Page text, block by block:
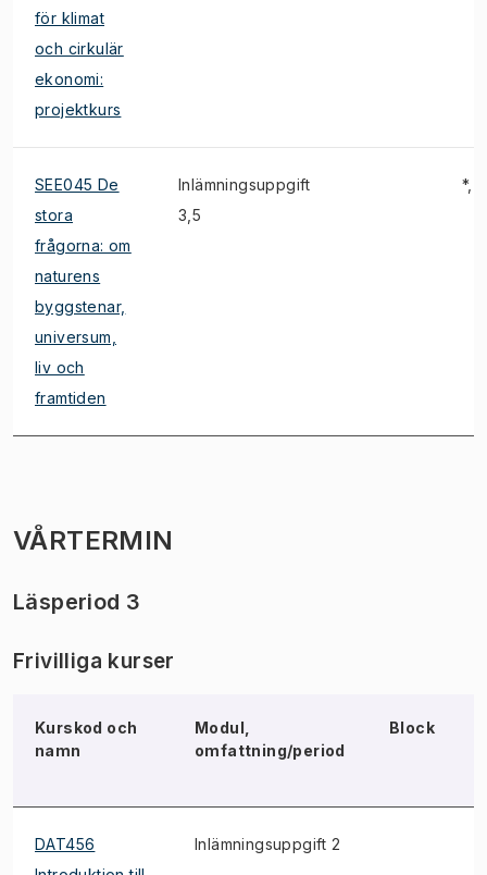
för klimat
och cirkulär
ekonomi:
projektkurs
SEE045 De
stora
frågorna: om
naturens
byggstenar,
universum,
liv och
framtiden
Inlämningsuppgift
3,5
*, E
VÅRTERMIN
Läsperiod 3
Frivilliga kurser
Kurskod och
namn
Modul,
omfattning/period
Block
DAT456
Inlämningsuppgift 2